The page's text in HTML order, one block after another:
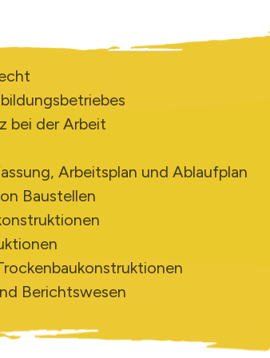
bei der Arbeit
Arbeitsplan und Ablaufplan
Baustellen
Berichtswesen